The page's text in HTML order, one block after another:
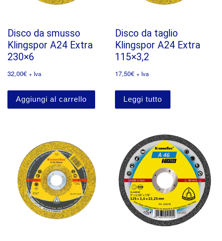
Disco da smusso
Klingspor A24 Extra
230×6
32,00€ + Iva
Aggiungi al carrello
Disco da taglio
Klingspor A24 Extra
115×3,2
17,50€ + Iva
Leggi tutto